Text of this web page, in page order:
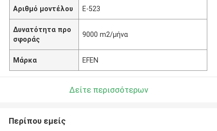
Αριθμό μοντέλου Ε-523
Δυνατότητα προ
σφοράς
9000 m2/μήνα
Μάρκα EFEN
Δείτε περισσότερων
Περίπου εμείς